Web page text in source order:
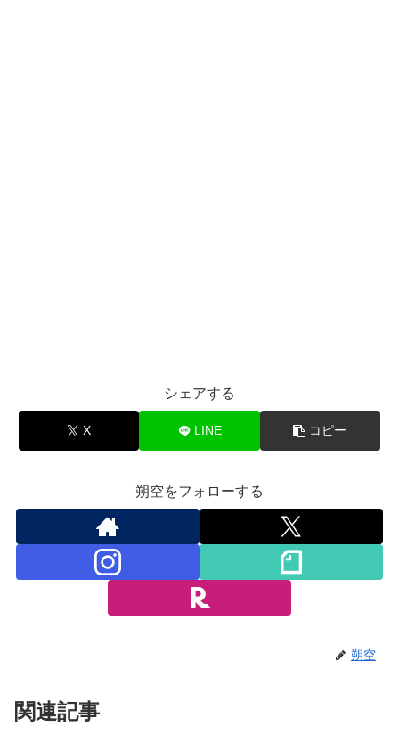
シェアする
X LINE コピー
朔空をフォローする
朔空
関連記事